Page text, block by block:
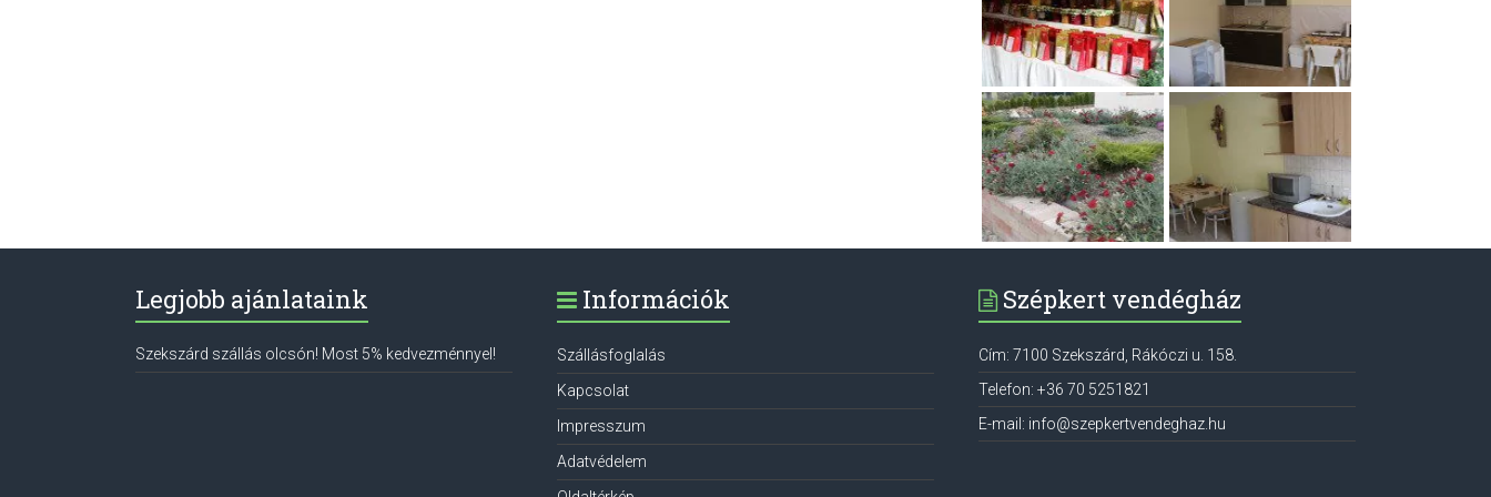
Legjobb ajánlataink
Szekszárd szállás olcsón! Most 5% kedvezménnyel!
Információk
Szállásfoglalás
Kapcsolat
Impresszum
Adatvédelem
Szépkert vendégház
Cím: 7100 Szekszárd Rákóczi u. 158.
Telefon:+36 70 5251821
E-mail: info@szepkertvendeghaz.hu